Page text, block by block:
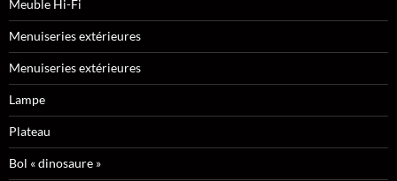
Meuble Hi-Fi
Menuiseries extérieures
Menuiseries extérieures
Lampe
Plateau
Bol « dinosaure »